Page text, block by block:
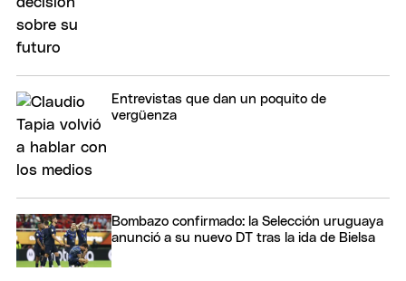
Entrevistas que dan un poquito de
vergüenza
Bombazo confirmado: la Selección uruguaya
anunció a su nuevo DT tras la ida de Bielsa